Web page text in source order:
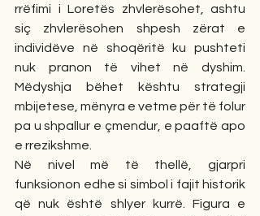
rrëfimi i Loretës zhvlerësohet, ashtu
siç zhvlerësohen shpesh zërat e
individëve në shoqëritë ku pushteti
nuk pranon të vihet në dyshim.
Mëdyshja bëhet kështu strategji
mbijetese, mënyra e vetme për të folur
pa u shpallur e çmendur, e paaftë apo
e rrezikshme.
Në nivel më të thellë, gjarpri
funksionon edhe si simbol i fajit historik
që nuk është shlyer kurrë. Figura e